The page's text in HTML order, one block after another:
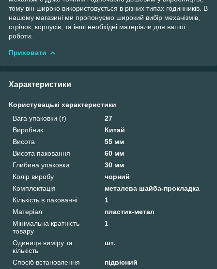
тому він широко використовується в різних типах годинників. В
нашому магазині ми пропонуємо широкий вибір механізмів,
стрілок, корпусів, та інші необхідні матеріали для вашої
роботи.
Приховати
Характеристики
Користувацькі характеристики
Вага упаковки (г)
27
Виробник
Китай
Висота
55 мм
Висота паковання
60 мм
Глибина упаковки
30 мм
Колір виробу
чорний
Комплектація
металева шайба-прокладка
Кількість в пакованні
1
Матеріал
пластик-метал
Мінімальна кратність
товару
1
Одиниця виміру та
кількість
шт.
Спосіб встановлення
підвісний